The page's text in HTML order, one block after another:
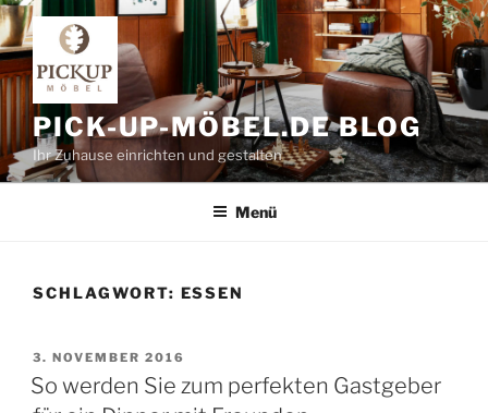
Zum
Inhalt
springen
PICK-UP-MÖBEL.DE BLOG
Ihr Zuhause einrichten und gestalten
Menü
SCHLAGWORT: ESSEN
VERÖFFENTLICHT
AM
3. NOVEMBER 2016
So werden Sie zum perfekten Gastgeber